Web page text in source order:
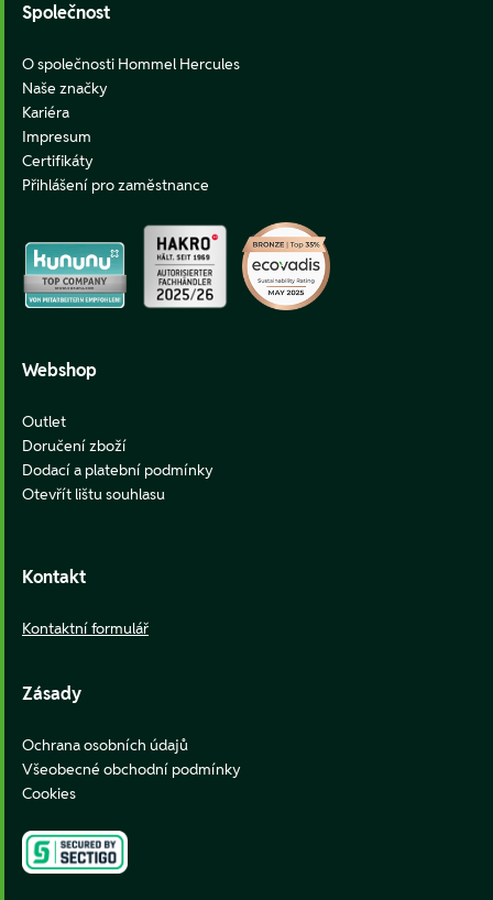
Společnost
O společnosti Hommel Hercules
Naše značky
Kariéra
Impresum
Certifikáty
Přihlášení pro zaměstnance
Webshop
Outlet
Doručení zboží
Dodací a platební podmínky
Otevřít lištu souhlasu
Kontakt
Kontaktní formulář
Zásady
Ochrana osobních údajů
Všeobecné obchodní podmínky
Cookies